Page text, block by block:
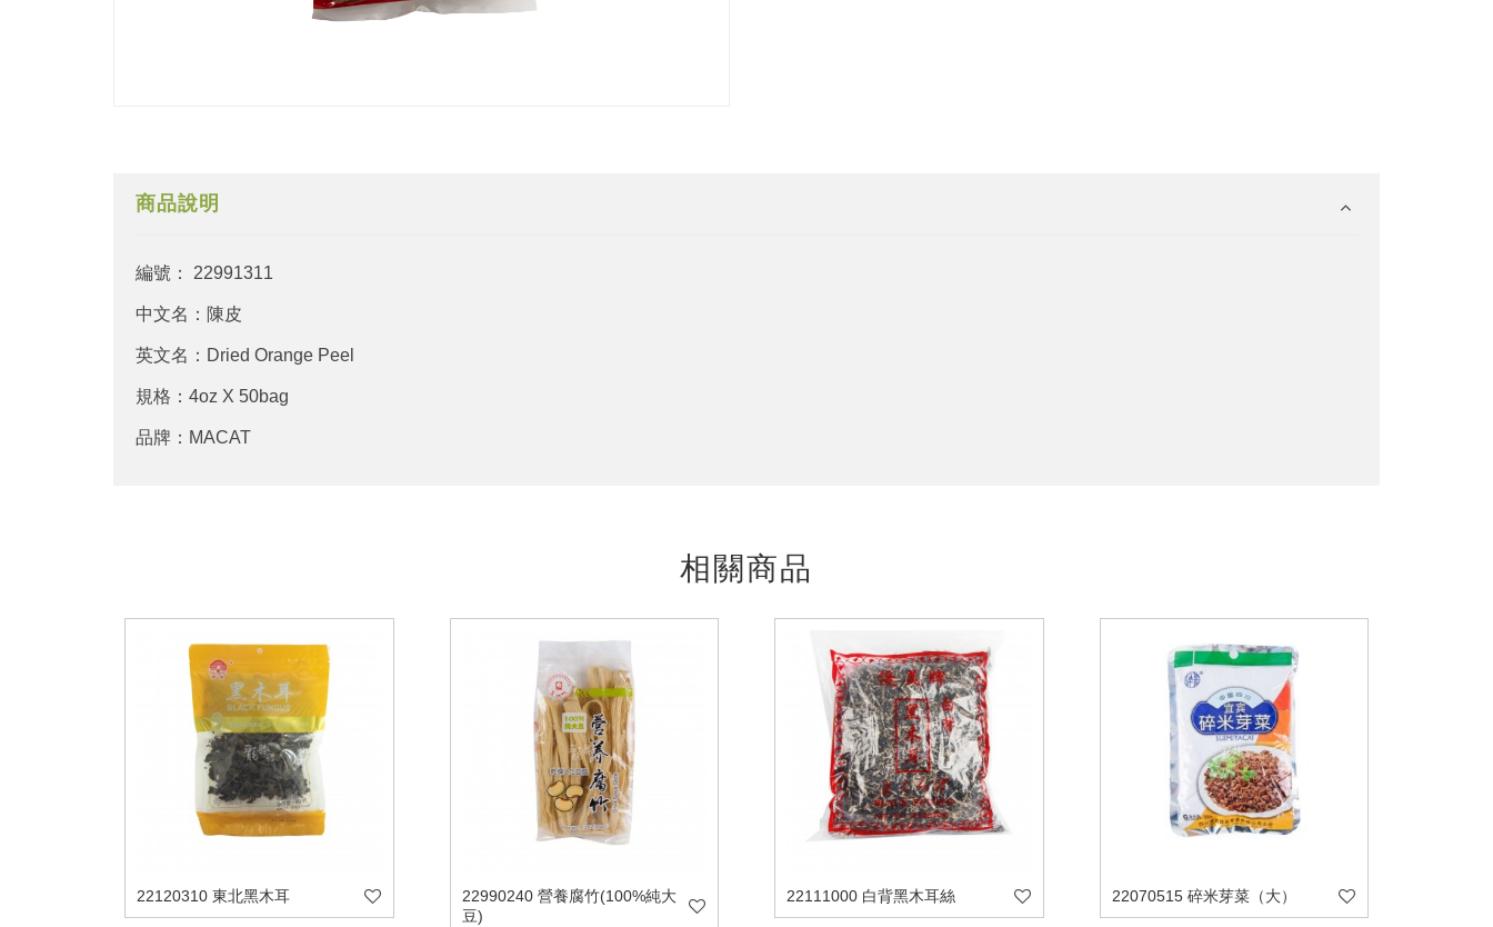
商品說明
編號： 22991311
中文名：陳皮
英文名：Dried Orange Peel
規格：4oz X 50bag
品牌：MACAT
相關商品
22120310 東北黑木耳
22990240 營養腐竹(100%純大
豆)
22111000 白背黑木耳絲 22070515 碎米芽菜（大）